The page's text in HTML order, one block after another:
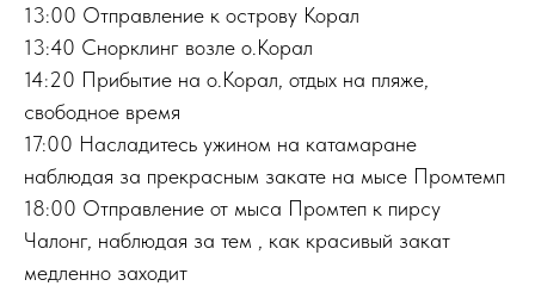
13:00 Отправление к острову Корал
13:40 Снорклинг возле о.Корал
14:20 Прибытие на о.Корал, отдых на пляже,
свободное время
17:00 Насладитесь ужином на катамаране
наблюдая за прекрасным закате на мысе Промтемп
18:00 Отправление от мыса Промтеп к пирсу
Чалонг, наблюдая за тем , как красивый закат
медленно заходит